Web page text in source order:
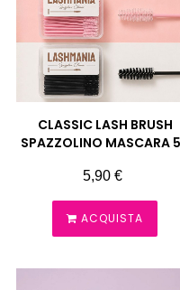
CLASSIC LASH BRUSH
SPAZZOLINO MASCARA
Prezzo
5,90 €
ACQUISTA